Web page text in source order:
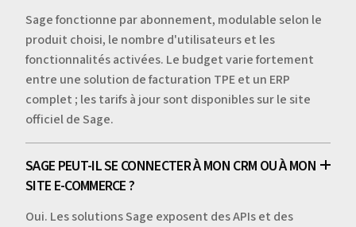
Sage fonctionne par abonnement, modulable selon le
produit choisi, le nombre d'utilisateurs et les
fonctionnalités activées. Le budget varie fortement
entre une solution de facturation TPE et un ERP
complet ; les tarifs à jour sont disponibles sur le site
officiel de Sage.
SAGE PEUT-IL SE CONNECTER À MON CRM OU À MON
SITE E-COMMERCE ?
Oui. Les solutions Sage exposent des APIs et des